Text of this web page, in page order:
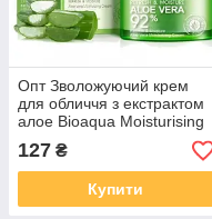
Опт Зволожуючий крем
для обличчя з екстрактом
алое Bioaqua Moisturising
Essence Cream, 50 г
127 ₴
Купити